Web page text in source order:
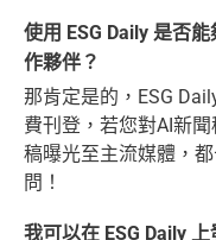
使用 ESG Daily 是否
作夥伴？
那肯定是的，ESG
費刊登，若您對AI新
稿曝光至主流媒體，
問！
我可以在 ESG Daily